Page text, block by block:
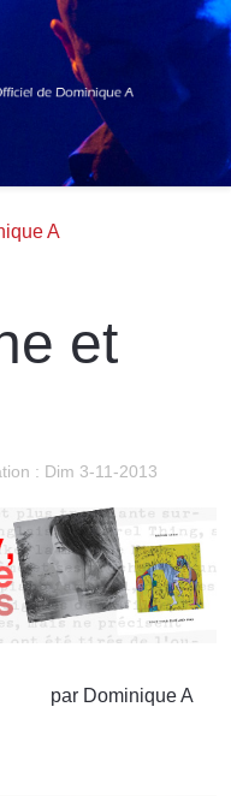
A
et
: Dim 3-11-2013
par Dominique A